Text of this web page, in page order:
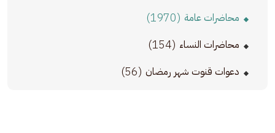
محاضرات عامة (1970)
محاضرات النساء (154)
دعوات قنوت شهر رمضان (56)